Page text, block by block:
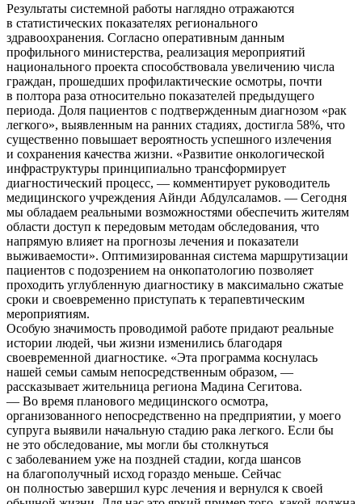
Результаты системной работы наглядно отражаются
в статистических показателях регионального
здравоохранения. Согласно оперативным данным
профильного министерства, реализация мероприятий
национального проекта способствовала увеличению числа
граждан, прошедших профилактические осмотры, почти
в полтора раза относительно показателей предыдущего
периода. Доля пациентов с подтвержденным диагнозом «рак
легкого», выявленным на ранних стадиях, достигла 58%, что
существенно повышает вероятность успешного излечения
и сохранения качества жизни. «Развитие онкологической
инфраструктуры принципиально трансформирует
диагностический процесс, — комментирует руководитель
медицинского учреждения Айнди Абдулсаламов. — Сегодня
мы обладаем реальными возможностями обеспечить жителям
области доступ к передовым методам обследования, что
напрямую влияет на прогнозы лечения и показатели
выживаемости». Оптимизированная система маршрутизации
пациентов с подозрением на онкопатологию позволяет
проходить углубленную диагностику в максимально сжатые
сроки и своевременно приступать к терапевтическим
мероприятиям.
Особую значимость проводимой работе придают реальные
истории людей, чьи жизни изменились благодаря
своевременной диагностике. «Эта программа коснулась
нашей семьи самым непосредственным образом, —
рассказывает жительница региона Мадина Сегитова.
— Во время планового медицинского осмотра,
организованного непосредственно на предприятии, у моего
супруга выявили начальную стадию рака легкого. Если бы
не это обследование, мы могли бы столкнуться
с заболеванием уже на поздней стадии, когда шансов
на благополучный исход гораздо меньше. Сейчас
он полностью завершил курс лечения и вернулся к своей